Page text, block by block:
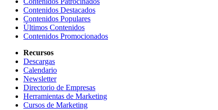
Contenidos Destacados
Contenidos Populares
Últimos Contenidos
Contenidos Promocionados
Recursos
Descargas
Calendario
Newsletter
Directorio de Empresas
Herramientas de Marketing
Cursos de Marketing